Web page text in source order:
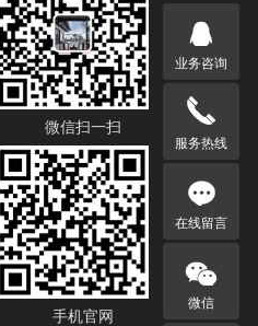
微信扫一扫
手机官网
业务咨询
服务热线
在线留言
微信